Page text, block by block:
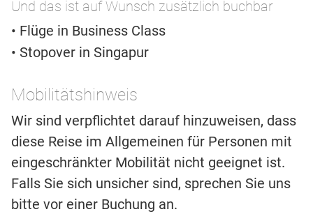
Und das ist auf Wunsch zusätzlich buchbar
• Flüge in Business Class
• Stopover in Singapur
Mobilitätshinweis
Wir sind verpflichtet darauf hinzuweisen, dass
diese Reise im Allgemeinen für Personen mit
eingeschränkter Mobilität nicht geeignet ist.
Falls Sie sich unsicher sind, sprechen Sie uns
bitte vor einer Buchung an.